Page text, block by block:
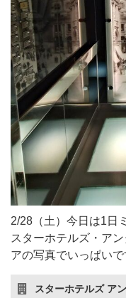
2/28（土）今日は1日
スターホテルズ・ア
アの写真でいっぱいで
スターホテルズ ア